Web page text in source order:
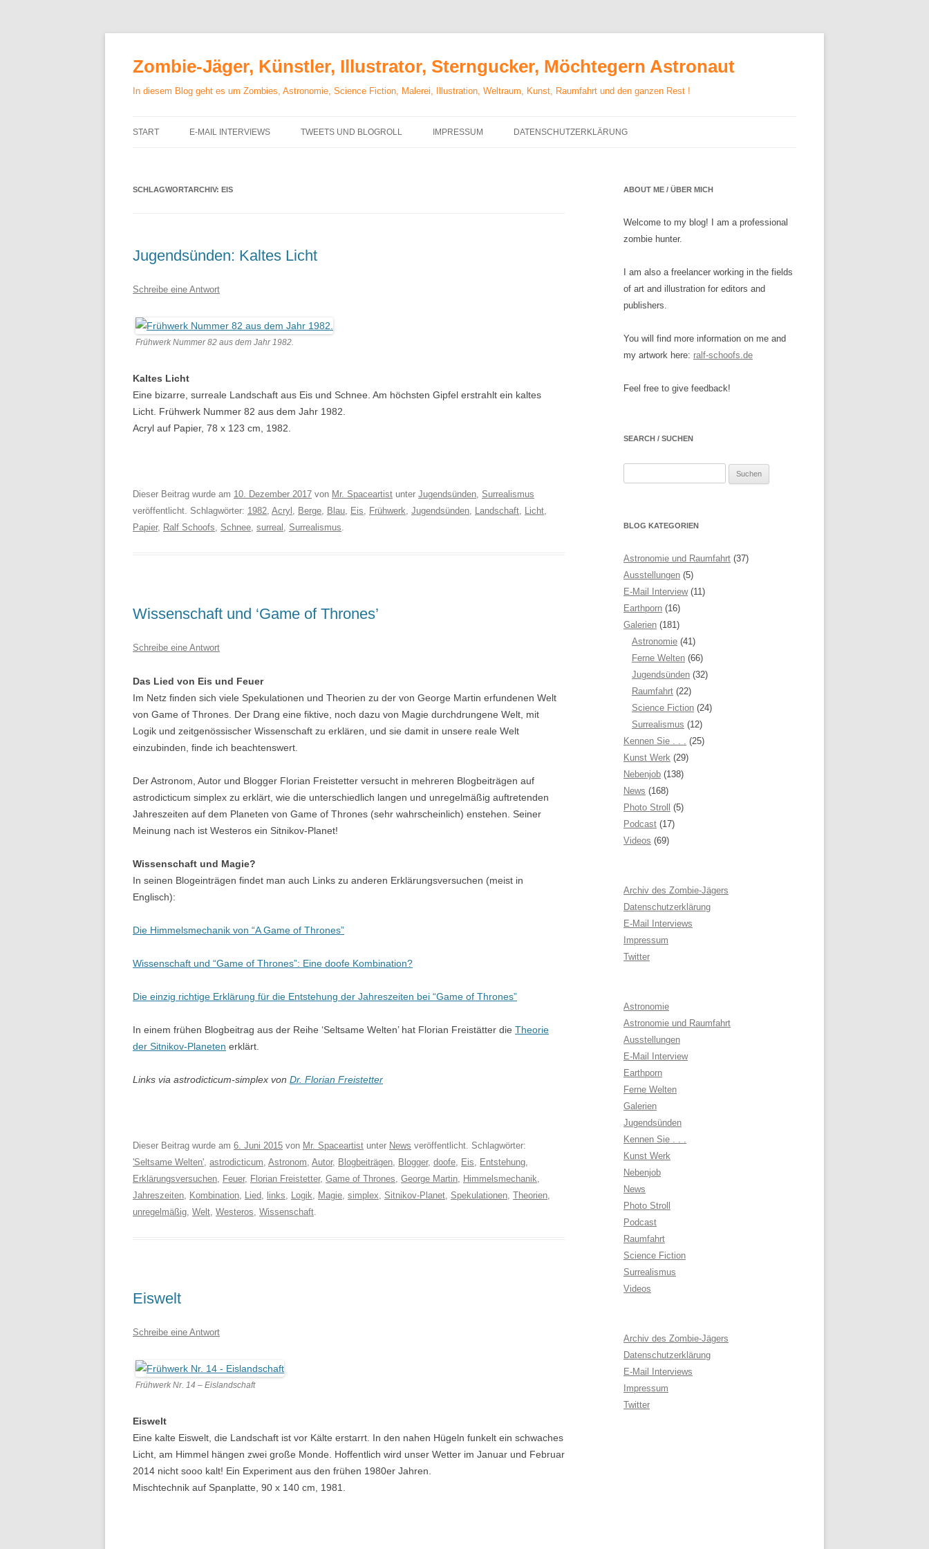
Zombie-Jäger, Künstler, Illustrator, Sterngucker, Möchtegern Astronaut
In diesem Blog geht es um Zombies, Astronomie, Science Fiction, Malerei, Illustration, Weltraum, Kunst, Raumfahrt und den ganzen Rest !
START E-MAIL INTERVIEWS TWEETS UND BLOGROLL IMPRESSUM DATENSCHUTZERKLÄRUNG
SCHLAGWORTARCHIV: EIS
Jugendsünden: Kaltes Licht
Schreibe eine Antwort
Frühwerk Nummer 82 aus dem Jahr 1982.
Kaltes Licht
Eine bizarre, surreale Landschaft aus Eis und Schnee. Am höchsten Gipfel erstrahlt ein kaltes
Licht. Frühwerk Nummer 82 aus dem Jahr 1982.
Acryl auf Papier, 78 x 123 cm, 1982.
Dieser Beitrag wurde am 10. Dezember 2017 von Mr. Spaceartist unter Jugendsünden, Surrealismus
veröffentlicht. Schlagwörter: 1982, Acryl , Berge, Blau, Eis, Frühwerk, Jugendsünden, Landschaft, Licht,
Papier, Ralf Schoofs, Schnee, surreal , Surrealismus.
Wissenschaft und ‘Game of Thrones’
Schreibe eine Antwort
Das Lied von Eis und Feuer
Im Netz finden sich viele Spekulationen und Theorien zu der von George Martin erfundenen Welt
von Game of Thrones. Der Drang eine fiktive, noch dazu von Magie durchdrungene Welt, mit
Logik und zeitgenössischer Wissenschaft zu erklären, und sie damit in unsere reale Welt
einzubinden, finde ich beachtenswert.
Der Astronom, Autor und Blogger Florian Freistetter versucht in mehreren Blogbeiträgen auf
astrodicticum simplex zu erklärt, wie die unterschiedlich langen und unregelmäßig auftretenden
Jahreszeiten auf dem Planeten von Game of Thrones (sehr wahrscheinlich) enstehen. Seiner
Meinung nach ist Westeros ein Sitnikov-Planet!
Wissenschaft und Magie?
In seinen Blogeinträgen findet man auch Links zu anderen Erklärungsversuchen (meist in
Englisch):
Die Himmelsmechanik von “A Game of Thrones”
Wissenschaft und “Game of Thrones”: Eine doofe Kombination?
Die einzig richtige Erklärung für die Entstehung der Jahreszeiten bei “Game of Thrones”
In einem frühen Blogbeitrag aus der Reihe ‘Seltsame Welten’ hat Florian Freistätter die Theorie
der Sitnikov-Planeten erklärt.
Links via astrodicticum-simplex von Dr. Florian Freistetter
Dieser Beitrag wurde am 6. Juni 2015 von Mr. Spaceartist unter News veröffentlicht. Schlagwörter:
'Seltsame Welten', astrodicticum, Astronom, Autor, Blogbeiträgen, Blogger, doofe, Eis, Entstehung,
Erklärungsversuchen, Feuer, Florian Freistetter, Game of Thrones, George Martin, Himmelsmechanik,
Jahreszeiten, Kombination, Lied, links, Logik, Magie, simplex, Sitnikov-Planet, Spekulationen, Theorien,
unregelmäßig, Welt, Westeros, Wissenschaft.
Eiswelt
Schreibe eine Antwort
Frühwerk Nr. 14 – Eislandschaft
Eiswelt
Eine kalte Eiswelt, die Landschaft ist vor Kälte erstarrt. In den nahen Hügeln funkelt ein schwaches
Licht, am Himmel hängen zwei große Monde. Hoffentlich wird unser Wetter im Januar und Februar
2014 nicht sooo kalt! Ein Experiment aus den frühen 1980er Jahren.
Mischtechnik auf Spanplatte, 90 x 140 cm, 1981.
ABOUT ME / ÜBER MICH
Welcome to my blog! I am a professional
zombie hunter.
I am also a freelancer working in the fields
of art and illustration for editors and
publishers.
You will find more information on me and
my artwork here: ralf-schoofs.de
Feel free to give feedback!
SEARCH / SUCHEN
BLOG KATEGORIEN
Astronomie und Raumfahrt (37)
Ausstellungen (5)
E-Mail Interview(11)
Earthporn (16)
Galerien (181)
Astronomie (41)
Ferne Welten (66)
Jugendsünden (32)
Raumfahrt (22)
Science Fiction (24)
Surrealismus (12)
Kennen Sie . . . (25)
Kunst Werk (29)
Nebenjob (138)
News (168)
Photo Stroll
(5)
Podcast (17)
Videos (69)
Archiv des Zombie-Jägers
Datenschutzerklärung
E-Mail Interviews
Impressum
Twitter
Astronomie
Astronomie und Raumfahrt
Ausstellungen
E-Mail Interview
Earthporn
Ferne Welten
Galerien
Jugendsünden
Kennen Sie . . .
Kunst Werk
Nebenjob
News
Photo Stroll
Podcast
Raumfahrt
Science Fiction
Surrealismus
Videos
Archiv des Zombie-Jägers
Datenschutzerklärung
E-Mail Interviews
Impressum
Twitter